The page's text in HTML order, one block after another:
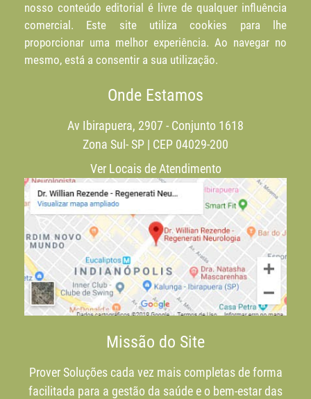
nosso conteúdo editorial é livre de qualquer influência
comercial. Este site utiliza cookies para lhe
proporcionar uma melhor experiência. Ao navegar no
mesmo, está a consentir a sua utilização.
Onde Estamos
Av Ibirapuera, 2907 - Conjunto 1618
Zona Sul- SP | CEP 04029-200
Ver Locais de Atendimento
Missão do Site
Prover Soluções cada vez mais completas de forma
facilitada para a gestão da saúde e o bem-estar das